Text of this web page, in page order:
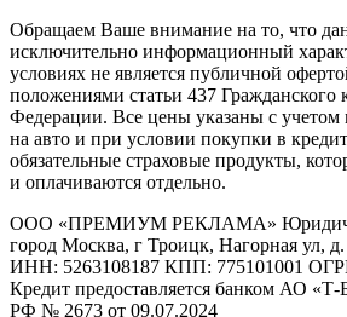
Обращаем Ваше внимание на то, что
исключительно информационный
условиях не является публичной
положениями статьи 437 Гражданского
Федерации. Все цены указаны с учетом
на авто и при условии покупки в
обязательные страховые продукты,
и оплачиваются отдельно.
ООО «ПРЕМИУМ РЕКЛАМА»
город Москва, г Троицк, Нагорная ул,
ИНН: 5263108187 КПП: 775101001
Кредит предоставляется банком АО
РФ № 2673 от 09.07.2024